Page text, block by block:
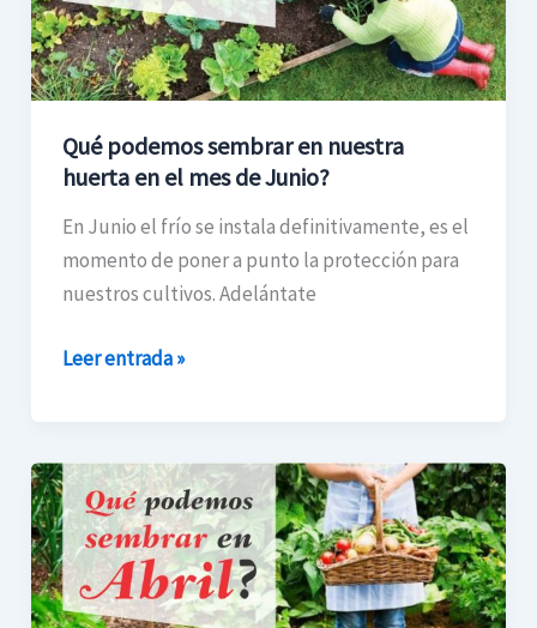
Qué podemos sembrar en nuestra
huerta en el mes de Junio?
En Junio el frío se instala definitivamente, es el
momento de poner a punto la protección para
nuestros cultivos. Adelántate
huerta
en
el
de
Junio?
Leer entrada »
Qué
podemos
sembrar
en
nuestra